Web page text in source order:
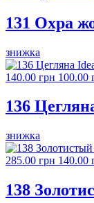
131 Охра
знижка
140.00 грн 100.00
136
знижка
285.00 грн 140.00
138